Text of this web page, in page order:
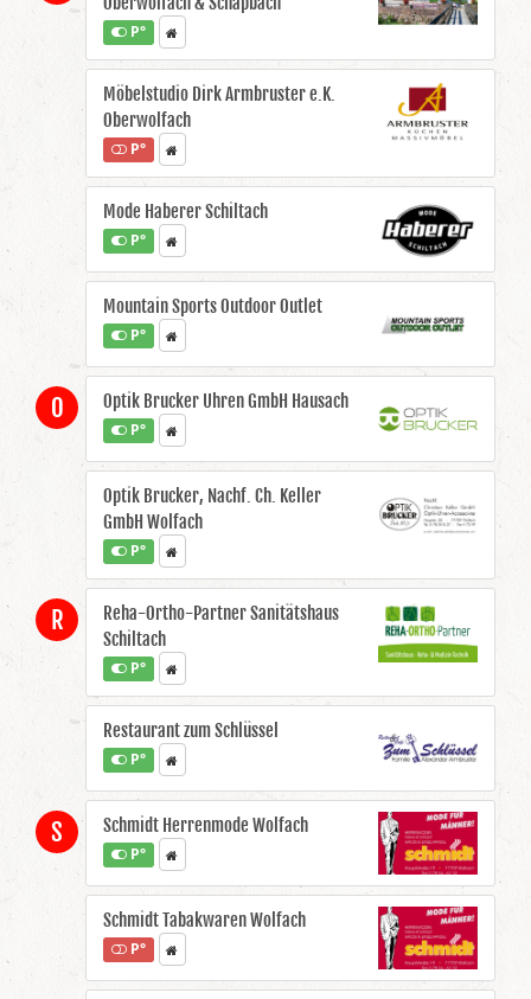
P°
Möbelstudio Dirk Armbruster e.K.
Oberwolfach
P°
Mode Haberer Schiltach
P°
Mountain Sports Outdoor Outlet
P°
O Optik Brucker Uhren GmbH Hausach
P°
Optik Brucker, Nachf. Ch. Keller
GmbH Wolfach
P°
R
Reha-Ortho-Partner Sanitätshaus
Schiltach
P°
Restaurant zum Schlüssel
P°
S Schmidt Herrenmode Wolfach
P°
Schmidt Tabakwaren Wolfach
P°